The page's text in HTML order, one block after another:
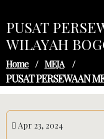
PUSAT
WILAYAH
Home / MEJA /
PUSAT PERSEWAAN
Apr 23, 2024